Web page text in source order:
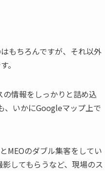
もちろんですが、それ以外
。
情報をしっかりと詰め込
、いかにGoogleマップ上で
MEOのダブル集客をしてい
してもらうなど、現場のス